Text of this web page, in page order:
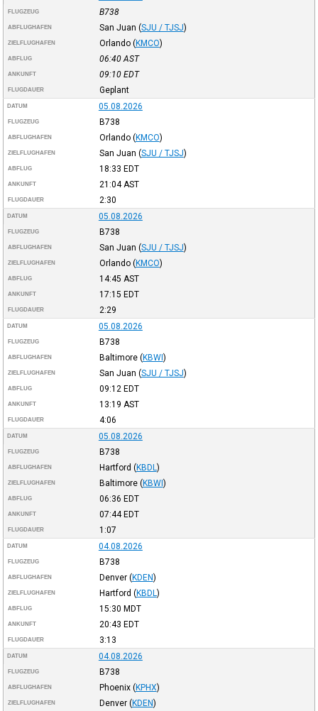
FLUGZEUG B738
ABFLUGHAFEN San Juan (SJU / TJSJ)
ZIELFLUGHAFEN Orlando (KMCO)
ABFLUG 06:40 AST
ANKUNFT 09:10 EDT
FLUGDAUER Geplant
DATUM 05.08.2026
FLUGZEUG B738
ABFLUGHAFEN Orlando (KMCO)
ZIELFLUGHAFEN San Juan (SJU / TJSJ)
ABFLUG 18:33 EDT
ANKUNFT 21:04 AST
FLUGDAUER 2:30
DATUM 05.08.2026
FLUGZEUG B738
ABFLUGHAFEN San Juan (SJU / TJSJ)
ZIELFLUGHAFEN Orlando (KMCO)
ABFLUG 14:45 AST
ANKUNFT 17:15 EDT
FLUGDAUER 2:29
DATUM 05.08.2026
FLUGZEUG B738
ABFLUGHAFEN Baltimore (KBWI)
ZIELFLUGHAFEN San Juan (SJU / TJSJ)
ABFLUG 09:12 EDT
ANKUNFT 13:19 AST
FLUGDAUER 4:06
DATUM 05.08.2026
FLUGZEUG B738
ABFLUGHAFEN Hartford (KBDL )
ZIELFLUGHAFEN Baltimore (KBWI)
ABFLUG 06:36 EDT
ANKUNFT 07:44EDT
FLUGDAUER 1:07
DATUM 04.08.2026
FLUGZEUG B738
ABFLUGHAFEN Denver (KDEN)
ZIELFLUGHAFEN Hartford (KBDL )
ABFLUG 15:30 MDT
ANKUNFT 20:43 EDT
FLUGDAUER 3:13
DATUM 04.08.2026
FLUGZEUG B738
ABFLUGHAFEN Phoenix (KPHX)
ZIELFLUGHAFEN Denver (KDEN)